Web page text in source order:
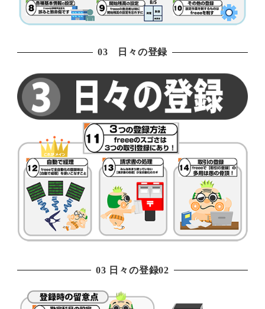
03 日々の登録
03 日々の登録02